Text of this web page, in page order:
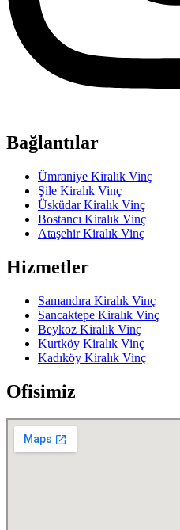
Bağlantılar
Ümraniye Kiralık Vinç
Şile Kiralık Vinç
Üsküdar Kiralık Vinç
Bostancı Kiralık Vinç
Ataşehir Kiralık Vinç
Hizmetler
Samandıra Kiralık Vinç
Sancaktepe Kiralık Vinç
Beykoz Kiralık Vinç
Kurtköy Kiralık Vinç
Kadıköy Kiralık Vinç
Ofisimiz